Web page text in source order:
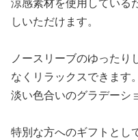
しいただけます。
ノースリーブのゆったり
なくリラックスできます。
淡い色合いのグラデーシ
特別な方へのギフトとし